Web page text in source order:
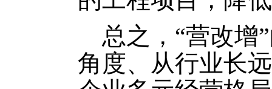
总之，“营改增
角度、从行业长